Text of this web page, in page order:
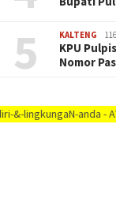
5 KALTENG
KPU
Nomor
anda - AYO